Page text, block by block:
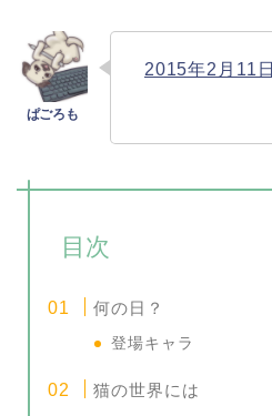
2015年2月11日
目次
何の日？
登場キャラ
猫の世界には